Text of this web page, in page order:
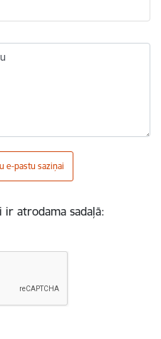
e-pastu saziņai
atrodama sadaļā: